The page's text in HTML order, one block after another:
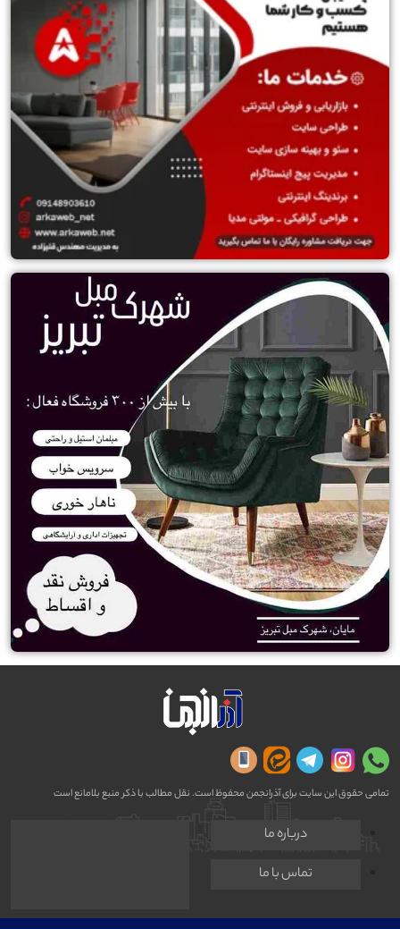
تمامی حقوق این سایت برای آذرانجمن محفوظ است. نقل مطالب با ذکر منبع بلامانع است
درباره ما
تماس با ما